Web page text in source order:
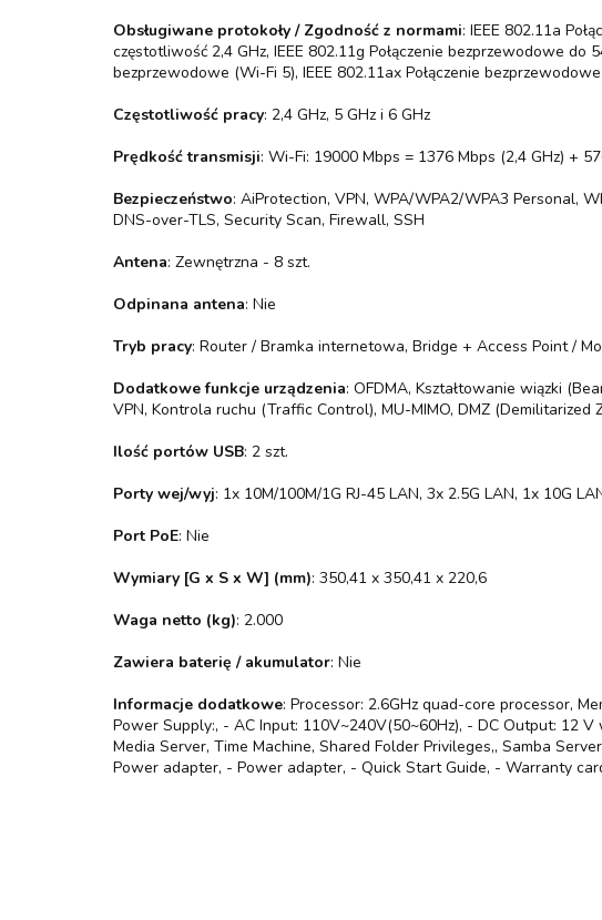
Obsługiwane protokoły / Zgodność z normami: IEEE 802.11a
częstotliwość 2,4 GHz, IEEE 802.11g Połączenie bezprzewodowe do
bezprzewodowe (Wi-Fi 5), IEEE 802.11ax Połączenie
Częstotliwość pracy: 2,4 GHz, 5 GHz i 6 GHz
Prędkość transmisji: Wi-Fi: 19000 Mbps = 1376 Mbps (2,4 GHz) +
Bezpieczeństwo: AiProtection, VPN, WPA/WPA2/WPA3 Personal,
DNS-over-TLS, Security Scan, Firewall, SSH
Antena: Zewnętrzna - 8 szt.
Odpinana antena: Nie
Tryb pracy: Router / Bramka internetowa, Bridge + Access Point /
Dodatkowe funkcje urządzenia: OFDMA, Kształtowanie wiązki
VPN, Kontrola ruchu (Traffic Control), MU-MIMO, DMZ (Demilitarized
Ilość portów USB: 2 szt.
Porty wej/wyj: 1x 10M/100M/1G RJ-45 LAN, 3x 2.5G LAN, 1x 10G
Port PoE: Nie
Wymiary [G x S x W] (mm): 350,41 x 350,41 x 220,6
Waga netto (kg): 2.000
Zawiera baterię / akumulator: Nie
Informacje dodatkowe: Processor: 2.6GHz quad-core processor,
Power Supply:, - AC Input: 110V~240V(50~60Hz), - DC Output: 12
Media Server, Time Machine, Shared Folder Privileges,, Samba
Power adapter, - Power adapter, - Quick Start Guide, - Warranty